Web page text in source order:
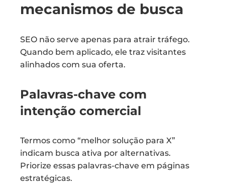
mecanismos de busca
SEO não serve apenas para atrair tráfego.
Quando bem aplicado, ele traz visitantes
alinhados com sua oferta.
Palavras-chave com
intenção comercial
Termos como “melhor solução para X”
indicam busca ativa por alternativas.
Priorize essas palavras-chave em páginas
estratégicas.